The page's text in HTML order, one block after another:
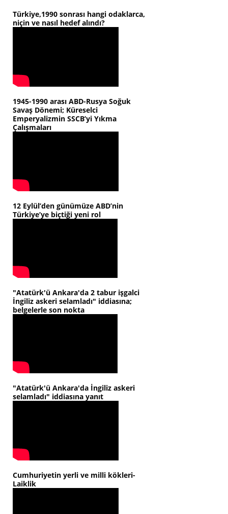
Türkiye,1990 sonrası hangi odaklarca,
niçin ve nasıl hedef alındı?
1945-1990 arası ABD-Rusya Soğuk
Savaş Dönemi; Küreselci
Emperyalizmin SSCB’yi Yıkma
Çalışmaları
12 Eylül’den günümüze ABD’nin
Türkiye’ye biçtiği yeni rol
"Atatürk'ü Ankara'da 2 tabur işgalci
İngiliz askeri selamladı" iddiasına;
belgelerle son nokta
"Atatürk'ü Ankara'da İngiliz askeri
selamladı" iddiasına yanıt
Cumhuriyetin yerli ve milli kökleri-
Laiklik